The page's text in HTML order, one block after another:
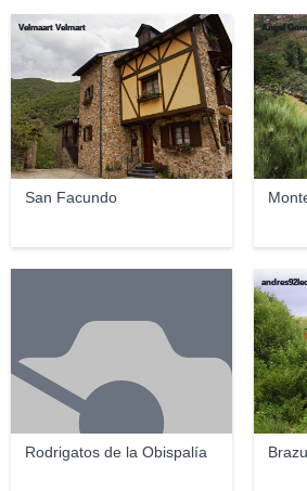
San Facundo
Velmaart Velmart Angel
Rodrigatos de la Obispalía